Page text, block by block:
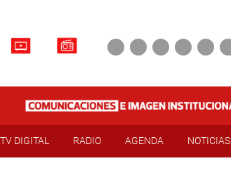
TV DIGITAL RADIO AGENDA NOTICIAS